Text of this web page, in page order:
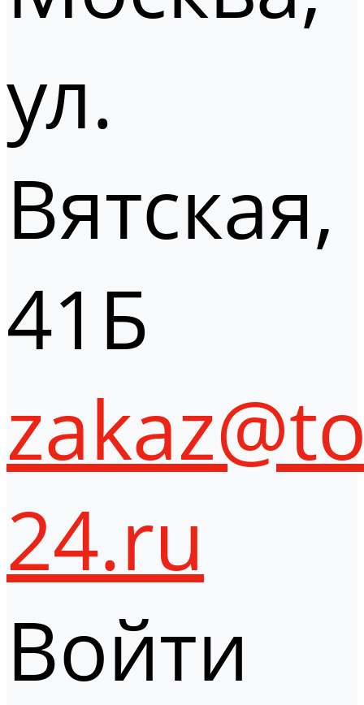
ул.
Вятская,
41Б
24.ru
Войти